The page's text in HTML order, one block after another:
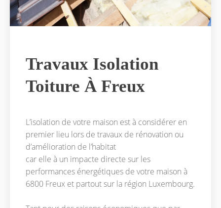
Travaux Isolation
Toiture À Freux
L’isolation de votre maison est à considérer en
premier lieu lors de travaux de rénovation ou
d’amélioration de l’habitat
car elle à un impacte directe sur les
performances énergétiques de votre maison à
6800 Freux et partout sur la région Luxembourg.